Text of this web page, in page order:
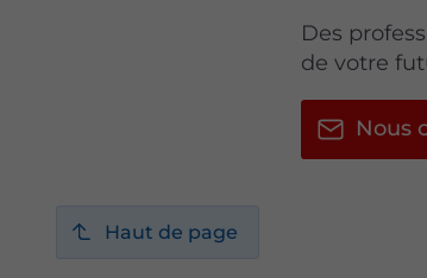
Des
de votre
Nous
Haut de page